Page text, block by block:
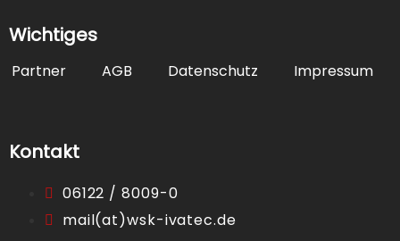
Winguard
Wichtiges
Partner AGB Datenschutz Impressum
Kontakt
06122 / 8009-0
mail(at)wsk-ivatec.de